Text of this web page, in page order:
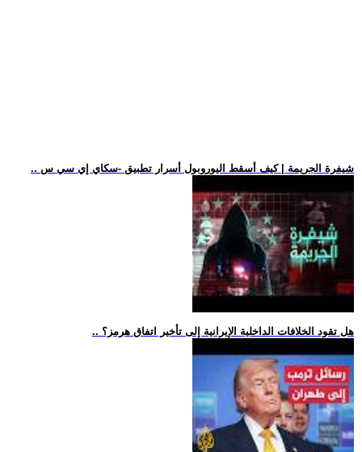
.. شيفرة الجريمة | كيف أسقط اليوروبول أسرار تطبيق -سكاي إي سي س
.. هل تقود الخلافات الداخلية الإيرانية إلى تأخير اتفاق هرمز؟